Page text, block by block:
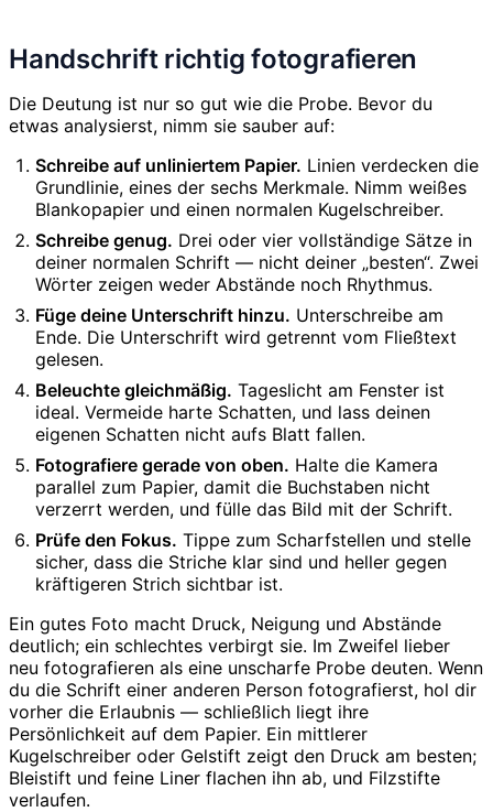
Handschrift richtig fotografieren
Die Deutung ist nur so gut wie die Probe. Bevor du
etwas analysierst, nimm sie sauber auf:
Schreibe auf unliniertem Papier. Linien verdecken die
Grundlinie, eines der sechs Merkmale. Nimm weißes
Blankopapier und einen normalen Kugelschreiber.
Schreibe genug. Drei oder vier vollständige Sätze in
deiner normalen Schrift — nicht deiner „besten“. Zwei
Wörter zeigen weder Abstände noch Rhythmus.
Füge deine Unterschrift hinzu. Unterschreibe am
Ende. Die Unterschrift wird getrennt vom Fließtext
gelesen.
Beleuchte gleichmäßig. Tageslicht am Fenster ist
ideal. Vermeide harte Schatten, und lass deinen
eigenen Schatten nicht aufs Blatt fallen.
Fotografiere gerade von oben. Halte die Kamera
parallel zum Papier, damit die Buchstaben nicht
verzerrt werden, und fülle das Bild mit der Schrift.
Prüfe den Fokus. Tippe zum Scharfstellen und stelle
sicher, dass die Striche klar sind und heller gegen
kräftigeren Strich sichtbar ist.
Ein gutes Foto macht Druck, Neigung und Abstände
deutlich; ein schlechtes verbirgt sie. Im Zweifel lieber
neu fotografieren als eine unscharfe Probe deuten. Wenn
du die Schrift einer anderen Person fotografierst, hol dir
vorher die Erlaubnis — schließlich liegt ihre
Persönlichkeit auf dem Papier. Ein mittlerer
Kugelschreiber oder Gelstift zeigt den Druck am besten;
Bleistift und feine Liner flachen ihn ab, und Filzstifte
verlaufen.